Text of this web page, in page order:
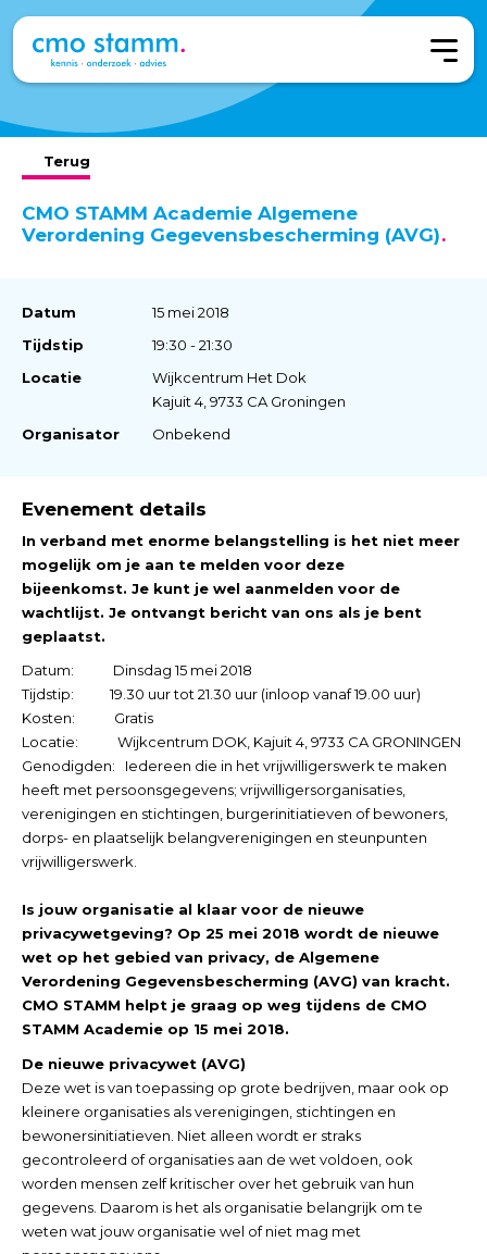
Terug
CMO STAMM Academie Algemene
Verordening Gegevensbescherming (AVG)
Datum
15 mei 2018
Tijdstip
19:30 - 21:30
Locatie
Wijkcentrum Het Dok
Kajuit 4, 9733 CA Groningen
Organisator
Onbekend
Evenement details
In verband met enorme belangstelling is het niet meer
mogelijk om je aan te melden voor deze
bijeenkomst. Je kunt je wel aanmelden voor de
wachtlijst. Je ontvangt bericht van ons als je bent
geplaatst.
Datum: Dinsdag 15 mei 2018
Tijdstip: 19.30 uur tot 21.30 uur (inloop vanaf 19.00 uur)
Kosten: Gratis
Locatie: Wijkcentrum DOK, Kajuit 4, 9733 CA GRONINGEN
Genodigden: Iedereen die in het vrijwilligerswerk te maken
heeft met persoonsgegevens; vrijwilligersorganisaties,
verenigingen en stichtingen, burgerinitiatieven of bewoners,
dorps- en plaatselijk belangverenigingen en steunpunten
vrijwilligerswerk.
Is jouw organisatie al klaar voor de nieuwe
privacywetgeving? Op 25 mei 2018 wordt de nieuwe
wet op het gebied van privacy, de Algemene
Verordening Gegevensbescherming (AVG) van kracht.
CMO STAMM helpt je graag op weg tijdens de CMO
STAMM Academie op 15 mei 2018.
De nieuwe privacywet (AVG)
Deze wet is van toepassing op grote bedrijven, maar ook op
kleinere organisaties als verenigingen, stichtingen en
bewonersinitiatieven. Niet alleen wordt er straks
gecontroleerd of organisaties aan de wet voldoen, ook
worden mensen zelf kritischer over het gebruik van hun
gegevens. Daarom is het als organisatie belangrijk om te
weten wat jouw organisatie wel of niet mag met